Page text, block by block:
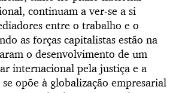
continuam a ver-se a si
entre o trabalho e o
as forças capitalistas estão na
o desenvolvimento de um
internacional pela justiça e a
opõe à globalização empresarial